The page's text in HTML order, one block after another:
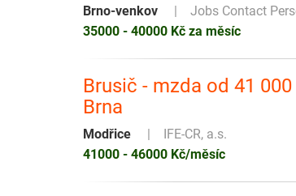
Brno-venkov
Jobs Contact
35000 - 40000 Kč za měsíc
Brusič - mzda od 41
Brna
Modřice
IFE-CR, a.s.
41000 - 46000 Kč/měsíc